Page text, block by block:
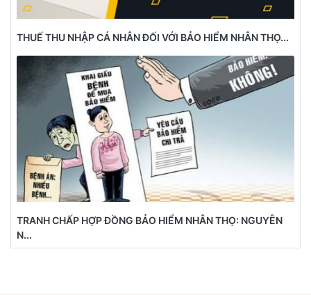
THUẾ THU NHẬP CÁ NHÂN ĐỐI VỚI BẢO HIỂM NHÂN THỌ...
TRANH CHẤP HỢP ĐỒNG BẢO HIỂM NHÂN THỌ: NGUYÊN
N...